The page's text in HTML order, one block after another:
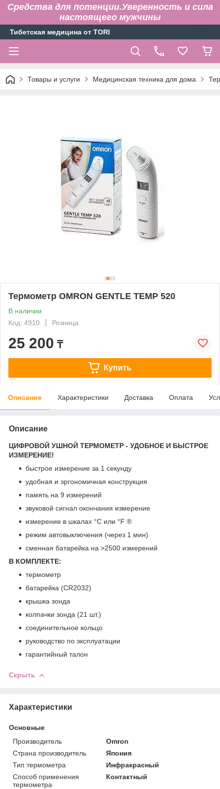
Средства для потенции.Уверенность и сила
настоящего мужчины
Тибетская медицина от TORI
Товары и услуги Медицинская техника для дома
Термометр OMRON GENTLE TEMP 520
В наличии
Код: 4910
Розница
25 200 ₸
Купить
Описание Характеристики Доставка Оплата
Описание
ЦИФРОВОЙ УШНОЙ ТЕРМОМЕТР - УДОБНОЕ И БЫСТРОЕ
ИЗМЕРЕНИЕ!
быстрое измерение за 1 секунду
удобная и эргономичная конструкция
память на 9 измерений
звуковой сигнал окончания измерение
измерение в шкалах °С или °F ®
режим автовыключения (через 1 мин)
сменная батарейка на >2500 измерений
В КОМПЛЕКТЕ:
термометр
батарейка (CR2032)
крышка зонда
колпачки зонда (21 шт.)
соединительное кольцо
руководство по эксплуатации
гарантийный талон
Скрыть
Характеристики
Основные
Производитель
Omron
Страна производитель
Япония
Тип термометра
Инфракрасный
Способ применения
термометра
Контактный